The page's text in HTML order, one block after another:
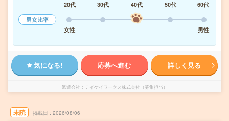
20代
30代 40代 50代
60代
男女比率
女性
男性
気になる! 応募へ進む 詳しく見る
派遣会社 テイケイワークス株式会社（募集担当）
未読 掲載日 2026/08/06